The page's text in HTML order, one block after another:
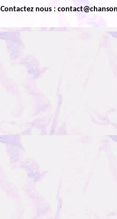
Contactez nous :